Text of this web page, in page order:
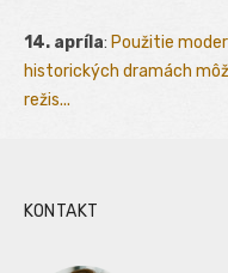
14. apríla: Použitie
historických dramách
režis...
KONTAKT